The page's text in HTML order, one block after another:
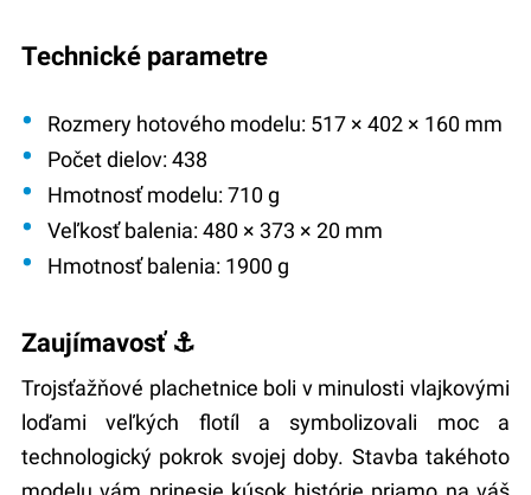
Technické parametre
Rozmery hotového modelu: 517 × 402 × 160 mm
Počet dielov: 438
Hmotnosť modelu: 710 g
Veľkosť balenia: 480 × 373 × 20 mm
Hmotnosť balenia: 1900 g
Zaujímavosť ⚓
Trojsťažňové plachetnice boli v minulosti vlajkovými
loďami veľkých flotíl a symbolizovali moc a
technologický pokrok svojej doby. Stavba takéhoto